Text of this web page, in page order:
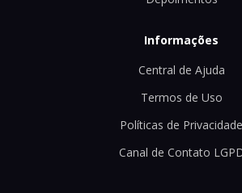
Informações
Central de Ajuda
Termos de Uso
Políticas de Privacidade
Canal de Contato